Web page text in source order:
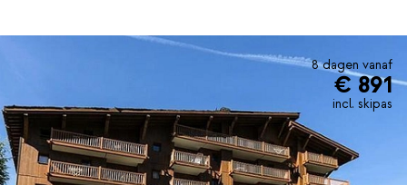
8 dagen vanaf
€ 891
incl. skipas